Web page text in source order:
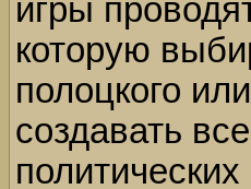
игры
которую
полоцкого
создавать